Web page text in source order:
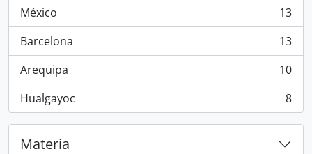
México
, 13 resultados
13
Barcelona
, 13 resultados
13
Arequipa
, 10 resultados
10
Hualgayoc
, 8 resultados 8
Materia